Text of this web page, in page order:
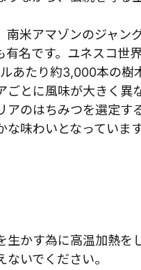
南米アマゾンのジャン
有名です。ユネスコ世
あたり約3,000本の樹
ごとに風味が大きく異
アのはちみつを選定す
味わいとなっています
生かす為に高温加熱を
いでください。